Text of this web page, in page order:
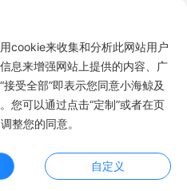
cookie来收集和分析此网站用户
息来增强网站上提供的内容、广
受全部”即表示您同意小海鲸及
您可以通过点击“定制”或者在页
整您的同意。
自定义